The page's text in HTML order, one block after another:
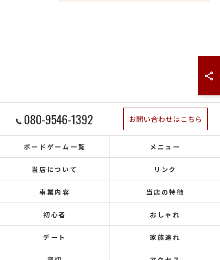
080-9546-1392 お問い合わせはこちら
ボードゲーム一覧 メニュー
当店について リンク
事業内容 当店の特徴
初心者 おしゃれ
デート 家族連れ